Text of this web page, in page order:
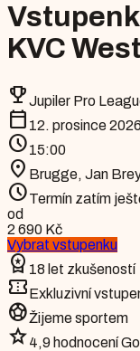
KVC
emoji_eventsJupiler Pro
calendar_today 12. prosince 2026
schedule15:00
location_on Brugge, Jan
scheduleTermín zatím
od
2 690 Kč
Vybrat vstupenku
workspace_premium 18 let zkušeností
confirmation_numberExkluzivní
sports_soccerŽijeme sportem
star4,9 hodnocení